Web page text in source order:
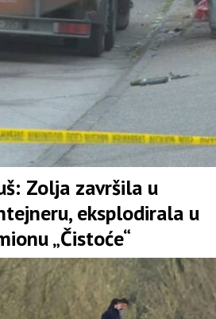
Zolja završila u
eksplodirala u
„Čistoće“